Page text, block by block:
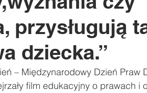
Zawody sportowe #Poznaj Polskę
przysługują
dziecka.”
– Międzynarodowy Dzień Praw
film edukacyjny o prawach i